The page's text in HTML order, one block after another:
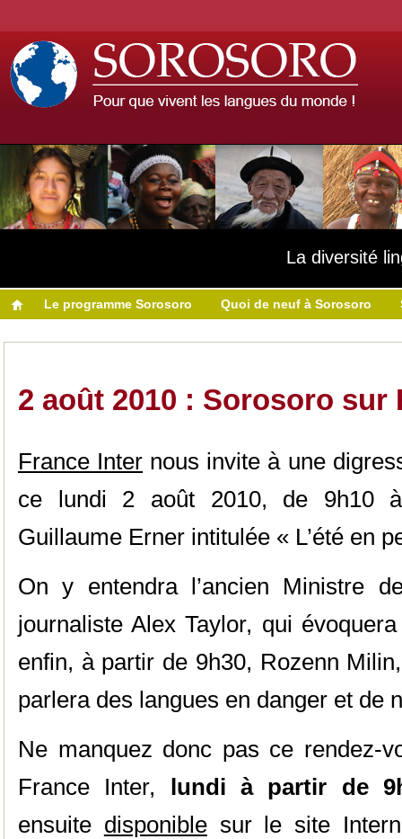
La diversité
Le programme Sorosoro Quoi de neuf à Sorosoro
2 août 2010 : Sorosoro sur
France Inter nous invite à une
ce lundi 2 août 2010, de 9h10
Guillaume Erner intitulée « L’été en
On y entendra l’ancien Ministre
journaliste Alex Taylor, qui
enfin, à partir de 9h30, Rozenn
parlera des langues en danger et de
Ne manquez donc pas ce rendez-
France Inter, lundi à partir de
ensuite disponiblesur le site